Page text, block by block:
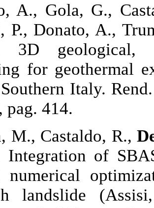
A., Gola, G.,
P., Donato, A.,
3D geological,
for geothermal
Italy.
pag. 414.
M., Castaldo, R.,
Integration of
landslide